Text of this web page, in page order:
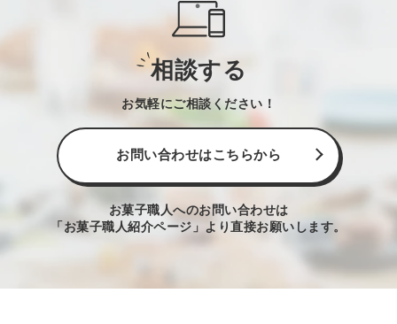
相談する
お気軽にご相談ください！
お問い合わせはこちらから
お菓子職人へのお問い合わせは
「お菓子職人紹介ページ」より直接お願いします。